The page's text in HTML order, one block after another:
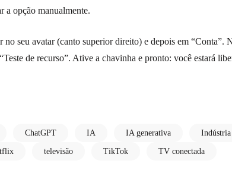
a opção manualmente.
seu avatar (canto superior direito) e depois em “Conta”.
de recurso”. Ative a chavinha e pronto: você estará
ChatGPT IA IA generativa
televisão TikTok TV conectada